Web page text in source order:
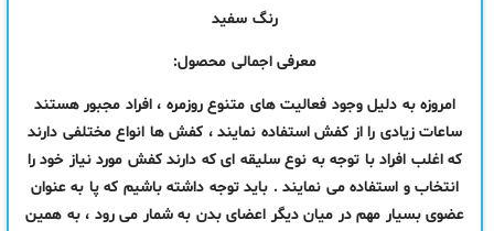
رنگ سفید
معرفی اجمالی محصول:
امروزه به دلیل وجود فعالیت های متنوع روزمره ، افراد مجبور هستند
ساعات زیادی را از کفش استفاده نمایند ، کفش ها انواع مختلفی دارند
که اغلب افراد با توجه به نوع سلیقه ای که دارند کفش مورد نیاز خود را
انتخاب و استفاده می نمایند . باید توجه داشته باشیم که پا به عنوان
عضوی بسیار مهم در میان دیگر اعضای بدن به شمار می رود ، به همین